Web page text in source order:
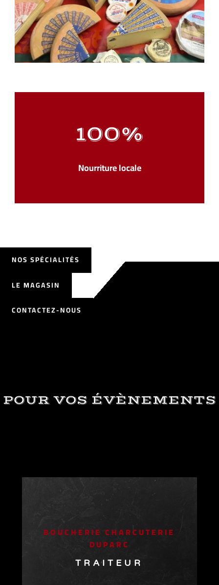
100%
Nourriture locale
NOS SPÉCIALITÉS
LE MAGASIN
CONTACTEZ-NOUS
POUR VOS ÉVÈNEMENTS
BOUCHERIE CHARCUTERIE
DUPARC
TRAITEUR